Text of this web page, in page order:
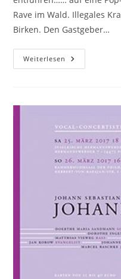
Rave im Wald. Illegales
Birken. Den Gastgeber…
Weiterlesen Fairy
Queen